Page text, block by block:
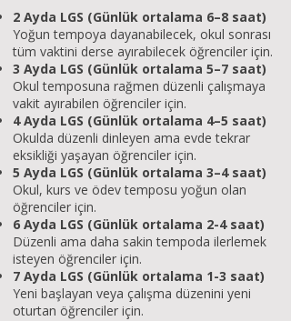
2 Ayda LGS (Günlük ortalama 6–8 saat)
Yoğun tempoya dayanabilecek, okul sonrası
tüm vaktini derse ayırabilecek öğrenciler için.
3 Ayda LGS (Günlük ortalama 5–7 saat)
Okul temposuna rağmen düzenli çalışmaya
vakit ayırabilen öğrenciler için.
4 Ayda LGS (Günlük ortalama 4–5 saat)
Okulda düzenli dinleyen ama evde tekrar
eksikliği yaşayan öğrenciler için.
5 Ayda LGS (Günlük ortalama 3–4 saat)
Okul, kurs ve ödev temposu yoğun olan
öğrenciler için.
6 Ayda LGS (Günlük ortalama 2-4 saat)
Düzenli ama daha sakin tempoda ilerlemek
isteyen öğrenciler için.
7 Ayda LGS (Günlük ortalama 1-3 saat)
Yeni başlayan veya çalışma düzenini yeni
oturtan öğrenciler için.